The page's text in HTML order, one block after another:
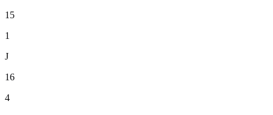
15
1
J
16
4